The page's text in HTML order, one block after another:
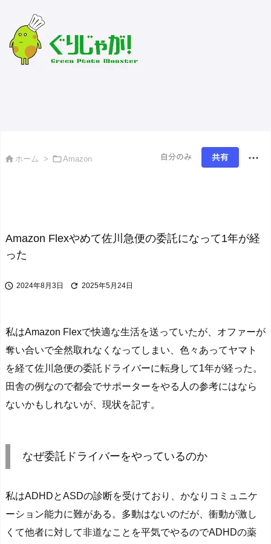
 ホーム > Amazon
Amazon Flexやめて佐川急便の委託になって1年が経
った
 2024年8月3日  2025年5月24日
私はAmazon Flexで快適な生活を送っていたが、オファーが
奪い合いで全然取れなくなってしまい、色々あってヤマト
を経て佐川急便の委託ドライバーに転身して1年が経った。
田舎の例なので都会でサポーターをやる人の参考にはなら
ないかもしれないが、現状を記す。
なぜ委託ドライバーをやっているのか
私はADHDとASDの診断を受けており、かなりコミュニケ
ーション能力に難がある。多動はないのだが、衝動が激し
くて他者に対して非道なことを平気でやるのでADHDの薬